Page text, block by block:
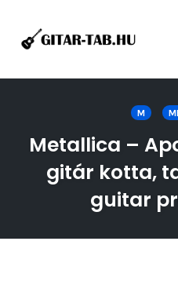
M
Metallica –
gitár kotta,
guitar